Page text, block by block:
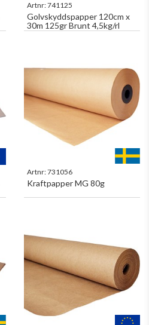
Artnr:741125
Golvskyddspapper 120cm x
30m 125gr Brunt 4,5kg/rl
Artnr:731056
Kraftpapper MG 80g